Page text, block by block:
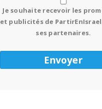
Je souhaite recevoir les
et publicités de
ses partenaires.